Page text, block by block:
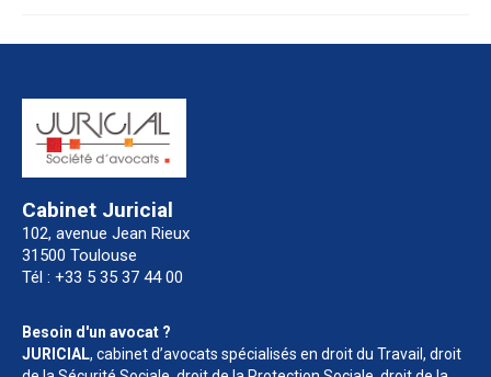
Cabinet Juricial
102, avenue Jean Rieux
31500 Toulouse
Tél : +33 5 35 37 44 00
Besoin d'un avocat ?
JURICIAL, cabinet d’avocats spécialisés en droit du Travail, droit